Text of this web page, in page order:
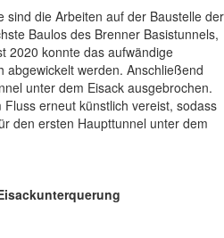
sind die Arbeiten auf der Baustelle der
Baulos des Brenner Basistunnels,
2020 konnte das aufwändige
abgewickelt werden. Anschließend
unter dem Eisack ausgebrochen.
erneut künstlich vereist, sodass
den ersten Haupttunnel unter dem